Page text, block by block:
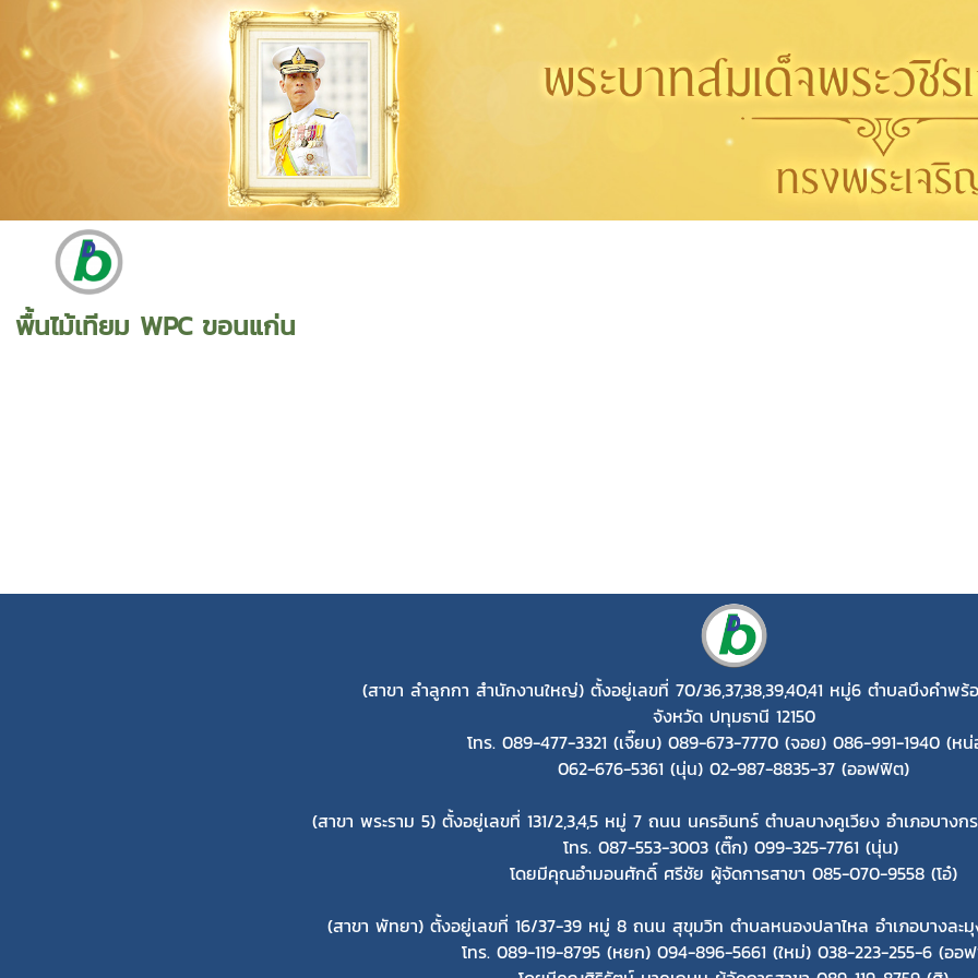
พื้นไม้เทียม WPC ขอนแก่น
(สาขา ลำลูกกา สำนักงานใหญ่) ตั้งอยู่เลขที่ 70/36,37,38,39,40,41 หมู่6 ตำบลบึงคำพ
จังหวัด ปทุมธานี 12150
โทร. 089-477-3321 (เจี๊ยบ) 089-673-7770 (จอย) 086-991-1940 (ห
062-676-5361 (นุ่น) 02-987-8835-37 (ออฟฟิต)
(สาขา พระราม 5) ตั้งอยู่เลขที่ 131/2,3,4,5 หมู่ 7 ถนน นครอินทร์ ตำบลบางคูเวียง อำเภอบาง
โทร. 087-553-3003 (ติ๊ก) 099-325-7761 (นุ่น)
โดยมีคุณอำมอนศักดิ์ ศรีชัย ผู้จัดการสาขา 085-070-9558 (โอ๋)
(สาขา พัทยา) ตั้งอยู่เลขที่ 16/37-39 หมู่ 8 ถนน สุขุมวิท ตำบลหนองปลาไหล อำเภอบางละ
โทร. 089-119-8795 (หยก) 094-896-5661 (ใหม่) 038-223-255-6 (ออ